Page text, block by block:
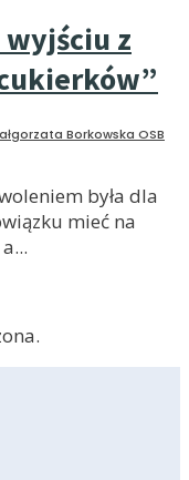
z
Borkowska OSB
była dla
mieć na
...